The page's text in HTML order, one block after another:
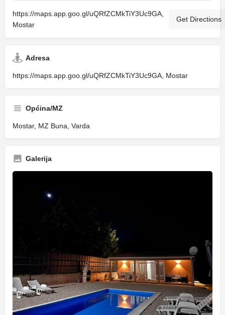
https://maps.app.goo.gl/uQRfZCMkTiY3Uc9GA,
Mostar
Get Directions
Adresa
https://maps.app.goo.gl/uQRfZCMkTiY3Uc9GA, Mostar
Općina/MZ
Mostar, MZ Buna, Varda
Galerija